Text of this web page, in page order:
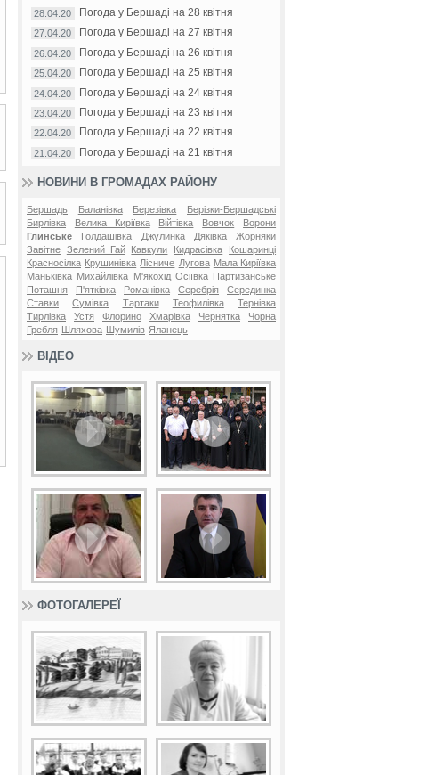
28.04.20 Погода у Бершаді на 28 квітня
27.04.20 Погода у Бершаді на 27 квітня
26.04.20 Погода у Бершаді на 26 квітня
25.04.20 Погода у Бершаді на 25 квітня
24.04.20 Погода у Бершаді на 24 квітня
23.04.20 Погода у Бершаді на 23 квітня
22.04.20 Погода у Бершаді на 22 квітня
21.04.20 Погода у Бершаді на 21 квітня
НОВИНИ В ГРОМАДАХ РАЙОНУ
Бершадь Баланівка Березівка
Берізки-Бершадські
Бирлівка
Велика Киріївка Війтівка Вовчок
Ворони
Глинське
Голдашівка Джулинка Дяківка
Жорняки
Завітне Зелений Гай Кавкули Кидрасівка
Кошаринці
Красносілка Крушинівка Лісниче Лугова Мала Киріївка
Маньківка Михайлівка М'якохід Осіївка
Партизанське
Поташня
П'ятківка Романівка Серебрія
Серединка
Ставки
Сумівка Тартаки Теофилівка
Тернівка
Тирлівка
Устя Флорино Хмарівка Чернятка
Чорна
Гребля
Шляхова Шумилів Яланець
ВІДЕО
ФОТОГАЛЕРЕЇ